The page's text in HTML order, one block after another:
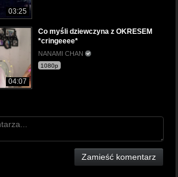
03:25
04:07
Co myśli dziewczyna z OKRESEM
*cringeeee*
NANAMI CHAN
1080p
Zamieść komentarz